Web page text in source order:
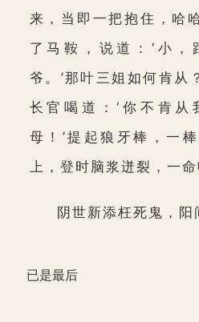
来，当即一把抱住，哈
了马鞍，说道：‘小，
爷。’那叶三姐如何肯从
长官喝道：‘你不肯从
母！’提起狼牙棒，一
上，登时脑浆迸裂，一命
阴世新添枉死鬼，阳
已是最后